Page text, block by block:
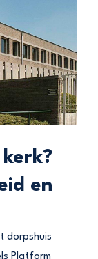
en
dorpshuis
Platform